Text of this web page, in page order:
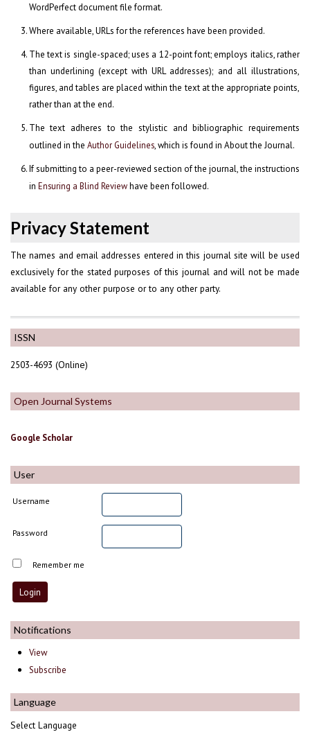
ISSN
2503-4693 (Online)
Open Journal Systems
Google Scholar
User
Username
Password
Remember me
Notifications
View
Subscribe
Language
Select Language
WordPerfect document file format.
Where available, URLs for the references have been provided.
The text is single-spaced; uses a 12-point font; employs italics, rather
than underlining (except with URL addresses); and all illustrations,
figures, and tables are placed within the text at the appropriate points,
rather than at the end.
The text adheres to the stylistic and bibliographic requirements
outlined in the Author Guidelines, which is found in About the Journal.
If submitting to a peer-reviewed section of the journal, the instructions
in Ensuring a Blind Reviewhave been followed.
Privacy Statement
The names and email addresses entered in this journal site will be used
exclusively for the stated purposes of this journal and will not be made
available for any other purpose or to any other party.